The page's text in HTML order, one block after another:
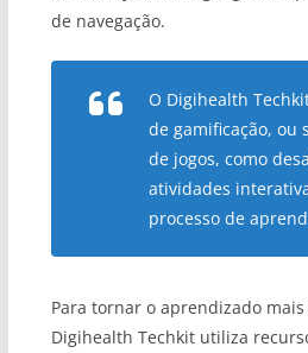
de navegação.
O Digihealth
de gamificação, ou
de jogos, como
atividades
processo de
Para tornar o aprendizado
Digihealth Techkit utiliza